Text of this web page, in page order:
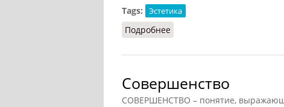
Tags:
Эстетика
Подробнее
Совершенство
СОВЕРШЕНСТВО – понятие,